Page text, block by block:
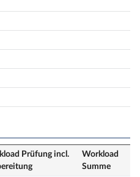
Prüfung incl.
Workload
Summe